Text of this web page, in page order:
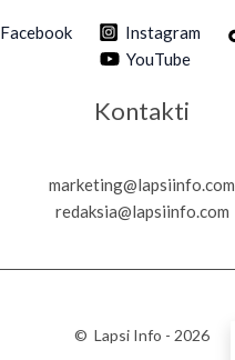
Facebook Instagram
YouTube
Kontakti
marketing@lapsiinfo.com
redaksia@lapsiinfo.com
© Lapsi Info - 2026